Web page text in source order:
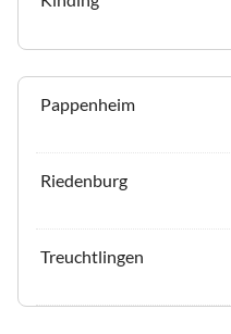
Pappenheim
Riedenburg
Treuchtlingen